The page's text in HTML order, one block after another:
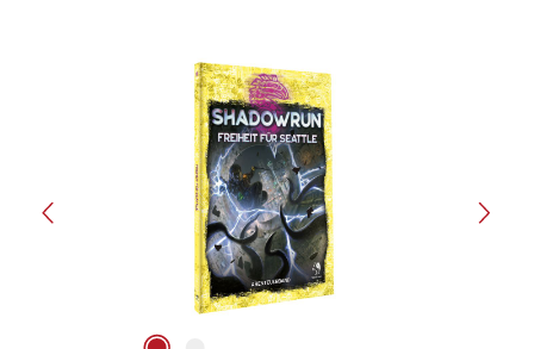
Bildergalerie überspringen